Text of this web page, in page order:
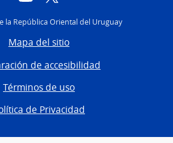
la República Oriental del Uruguay
Mapa del sitio
de accesibilidad
Términos de uso
de Privacidad